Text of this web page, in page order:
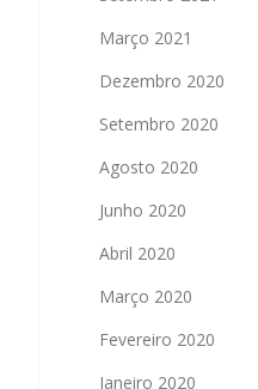
Março 2021
Dezembro 2020
Setembro 2020
Agosto 2020
Junho 2020
Abril 2020
Março 2020
Fevereiro 2020
Janeiro 2020